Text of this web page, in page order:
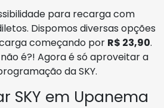
para recarga com
Dispomos diversas opções
começando por R$ 23,90.
é?! Agora é só aproveitar a
da SKY.
SKY em Upanema